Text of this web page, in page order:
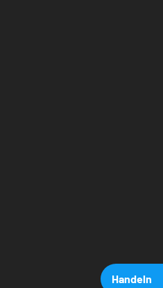
Handeln